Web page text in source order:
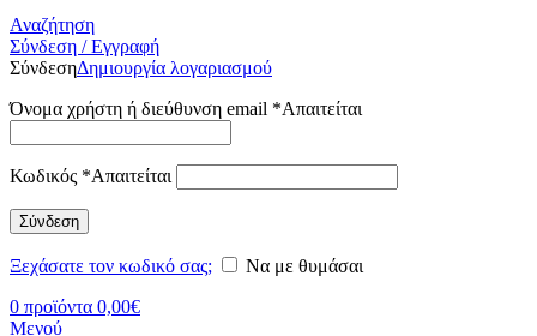
Αναζήτηση
Σύνδεση / Εγγραφή
ΣύνδεσηΔημιουργία λογαριασμού
Όνομα χρήστη ή διεύθυνση email *Απαιτείται
Κωδικός *Απαιτείται
Σύνδεση
Ξεχάσατε τον κωδικό σας;
Να με θυμάσαι
0 προϊόντα 0,00€
Μενού